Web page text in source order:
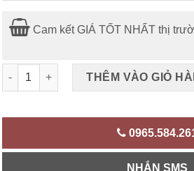
Cam kết GIÁ TỐT NHẤT thị
Nệm massage Hàn Quốc số lượng
THÊM VÀO GIỎ
NHẮN SMS